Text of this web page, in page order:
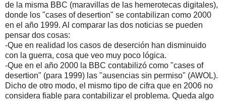
de la misma BBC (maravillas de las hemerotecas digitales),
donde los "cases of desertion" se contabilizan como 2000
en el año 1999. Al comparar las dos noticias se pueden
pensar dos cosas:
-Que en realidad los casos de deserción han disminuido
con la guerra, cosa que veo muy poco lógica.
-Que en el año 2000 la BBC contabilizó como "cases of
desertion" (para 1999) las "ausencias sin permiso" (AWOL).
Dicho de otro modo, el mismo tipo de cifra que en 2006 no
considera fiable para contabilizar el problema. Queda algo